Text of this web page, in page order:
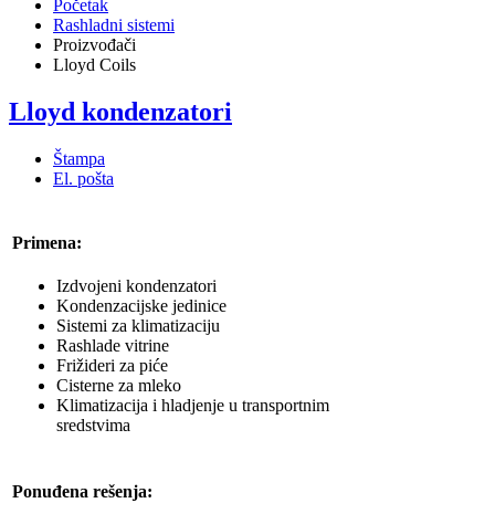
Početak
Rashladni sistemi
Proizvođači
Lloyd Coils
Lloyd kondenzatori
Štampa
El. pošta
Primena:
Izdvojeni kondenzatori
Kondenzacijske jedinice
Sistemi za klimatizaciju
Rashlade vitrine
Frižideri za piće
Cisterne za mleko
Klimatizacija i hladjenje u transportnim
sredstvima
Ponuđena rešenja: